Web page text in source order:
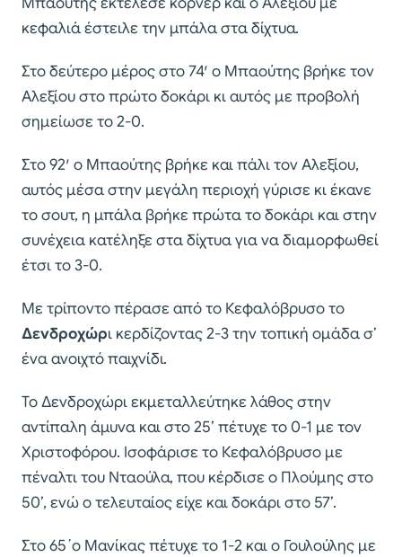
κεφαλιά έστειλε την μπάλα στα δίχτυα.
Στο δεύτερο μέρος στο 74′ ο Μπαούτης βρήκε τον
Αλεξίου στο πρώτο δοκάρι κι αυτός με προβολή
σημείωσε το 2-0.
Στο 92′ ο Μπαούτης βρήκε και πάλι τον Αλεξίου,
αυτός μέσα στην μεγάλη περιοχή γύρισε κι έκανε
το σουτ, η μπάλα βρήκε πρώτα το δοκάρι και στην
συνέχεια κατέληξε στα δίχτυα για να διαμορφωθεί
έτσι το 3-0.
Με τρίποντο πέρασε από το Κεφαλόβρυσο το
Δενδροχώρι κερδίζοντας 2-3 την τοπική ομάδα σ’
ένα ανοιχτό παιχνίδι.
Το Δενδροχώρι εκμεταλλεύτηκε λάθος στην
αντίπαλη άμυνα και στο 25’ πέτυχε το 0-1 με τον
Χριστοφόρου. Ισοφάρισε το Κεφαλόβρυσο με
πέναλτι του Νταούλα, που κέρδισε ο Πλούμης στο
50’, ενώ ο τελευταίος είχε και δοκάρι στο 57’.
Στο 65΄ο Μανίκας πέτυχε το 1-2 και ο Γουλούλης με